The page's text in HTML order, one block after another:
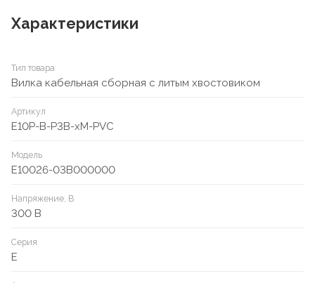
Характеристики
Тип товара
Вилка кабельная сборная с литым хвостовиком
Артикул
E10P-B-P3B-xM-PVC
Модель
E10026-03B000000
Напряжение, В
300 В
Серия
E